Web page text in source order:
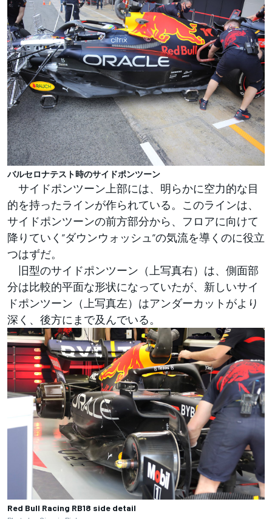
バルセロナテスト時のサイドポンツーン
サイドポンツーン上部には、明らかに空力的な目
的を持ったラインが作られている。このラインは、
サイドポンツーンの前方部分から、フロアに向けて
降りていく”ダウンウォッシュ”の気流を導くのに役立
つはずだ。
旧型のサイドポンツーン（上写真右）は、側面部
分は比較的平面な形状になっていたが、新しいサイ
ドポンツーン（上写真左）はアンダーカットがより
深く、後方にまで及んでいる。
Red Bull Racing RB18 side detail